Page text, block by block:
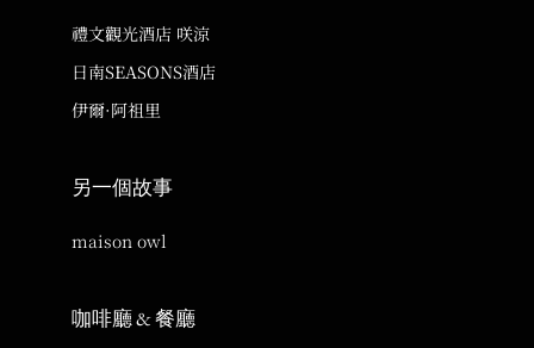
禮文觀光酒店 咲涼
日南SEASONS酒店
伊爾·阿祖里
另一個故事
maison owl
咖啡廳 & 餐廳